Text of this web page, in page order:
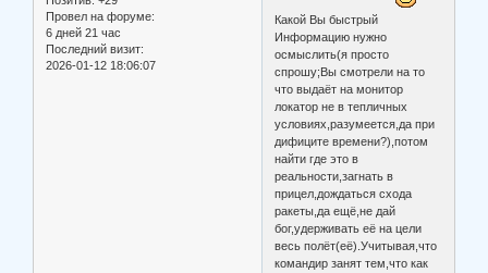
Провел на форуме:
6 дней 21 час
Последний визит:
2026-01-12 18:06:07
Какой Вы быстрый
Информацию нужно
осмыслить(я просто
спрошу;Вы смотрели на то
что выдаёт на монитор
локатор не в тепличных
условиях,разумеется,да при
дифиците времени?),потом
найти где это в
реальности,загнать в
прицел,дождаться схода
ракеты,да ещё,не дай
бог,удерживать её на цели
весь полёт(её).Учитывая,что
командир занят тем,что как